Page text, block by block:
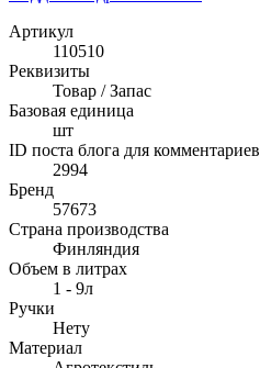
Артикул
110510
Реквизиты
Товар / Запас
Базовая единица
шт
ID поста блога для комментариев
2994
Бренд
57673
Страна производства
Финляндия
Объем в литрах
1 - 9л
Ручки
Нету
Материал